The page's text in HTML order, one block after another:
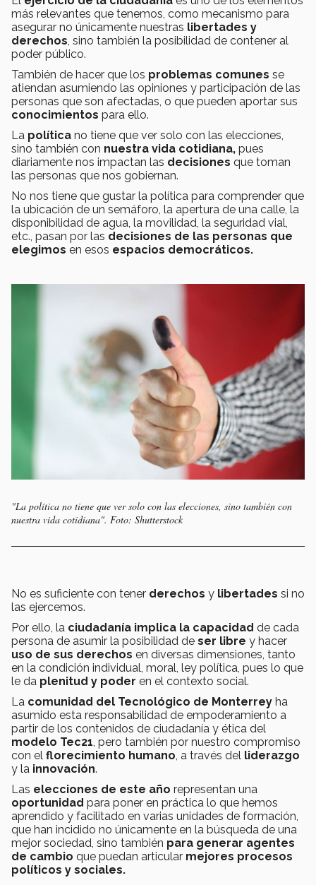
más relevantes que tenemos, como mecanismo para
asegurar no únicamente nuestras libertades y
derechos, sino también la posibilidad de contener al
poder público.
También de hacer que los problemas comunes se
atiendan asumiendo las opiniones y participación de las
personas que son afectadas, o que pueden aportar sus
conocimientos para ello.
La política no tiene que ver solo con las elecciones,
sino también con nuestra vida cotidiana, pues
diariamente nos impactan las decisiones que toman
las personas que nos gobiernan.
No nos tiene que gustar la política para comprender que
la ubicación de un semáforo, la apertura de una calle, la
disponibilidad de agua, la movilidad, la seguridad vial,
etc., pasan por las decisiones de las personas que
elegimos en esos espacios democráticos.
"La política no tiene que ver solo con las elecciones, sino también con
nuestra vida cotidiana". Foto: Shutterstock
No es suficiente con tener derechos y libertades si no
las ejercemos.
Por ello, la ciudadanía implica la capacidad de cada
persona de asumir la posibilidad de ser libre y hacer
uso de sus derechos en diversas dimensiones, tanto
en la condición individual, moral, ley política, pues lo que
le da plenitud y poder en el contexto social.
La comunidad del Tecnológico de Monterrey ha
asumido esta responsabilidad de empoderamiento a
partir de los contenidos de ciudadanía y ética del
modelo Tec21, pero también por nuestro compromiso
con el florecimiento humano, a través del liderazgo
y la innovación.
Las elecciones de este año representan una
oportunidad para poner en práctica lo que hemos
aprendido y facilitado en varias unidades de formación,
que han incidido no únicamente en la búsqueda de una
mejor sociedad, sino también para generar agentes
de cambio que puedan articular mejores procesos
políticos y sociales.